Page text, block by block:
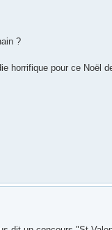
?
horrifique pour ce Noël